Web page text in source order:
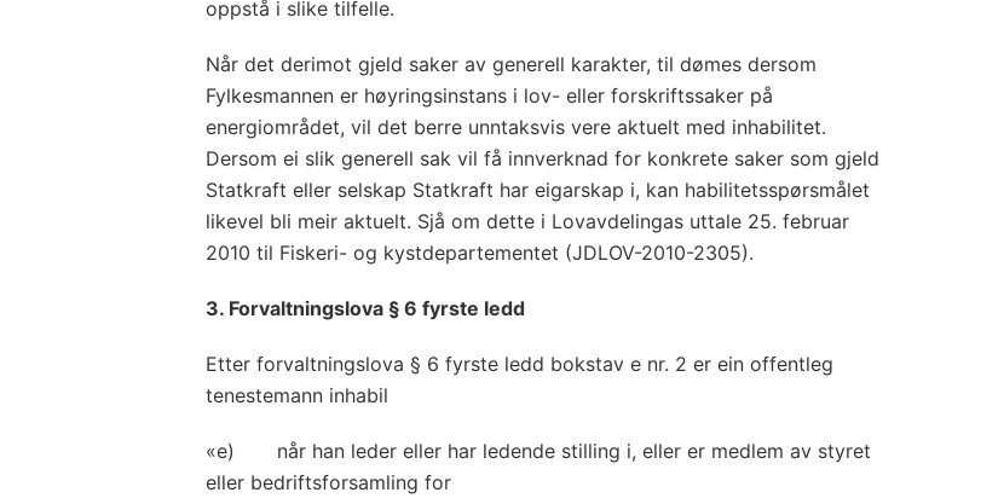
oppstå i slike tilfelle.
Når det derimot gjeld saker av generell karakter, til dømes dersom
Fylkesmannen er høyringsinstans i lov- eller forskriftssaker på
energiområdet, vil det berre unntaksvis vere aktuelt med inhabilitet.
Dersom ei slik generell sak vil få innverknad for konkrete saker som gjeld
Statkraft eller selskap Statkraft har eigarskap i, kan habilitetsspørsmålet
likevel bli meir aktuelt. Sjå om dette i Lovavdelingas uttale 25. februar
2010 til Fiskeri- og kystdepartementet (JDLOV-2010-2305).
3. Forvaltningslova § 6 fyrste ledd
Etter forvaltningslova § 6 fyrste ledd bokstav e nr. 2 er ein offentleg
tenestemann inhabil
«e) når han leder eller har ledende stilling i, eller er medlem av styret
eller bedriftsforsamling for